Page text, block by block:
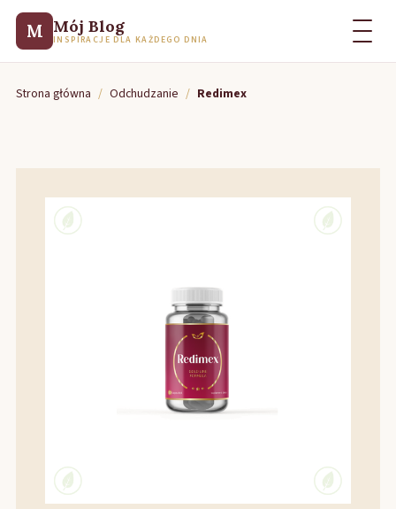
M Mój Blog
INSPIRACJE DLA KAŻDEGO DNIA
Strona główna / Odchudzanie / Redimex